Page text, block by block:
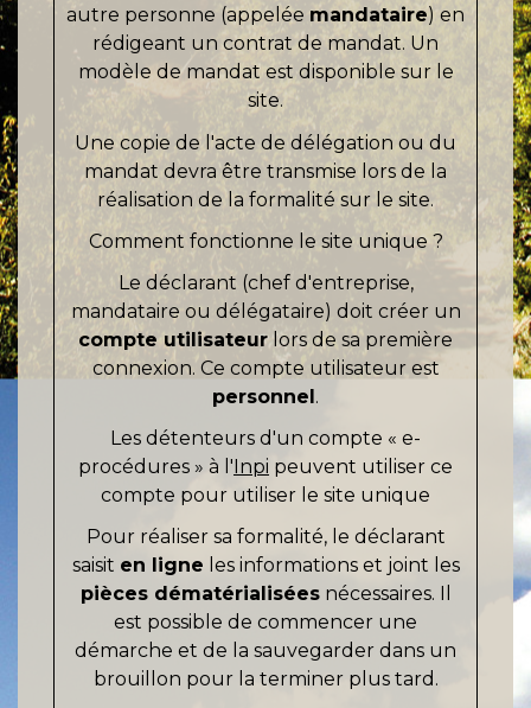
autre personne (appelée mandataire) en
rédigeant un contrat de mandat. Un
modèle de mandat est disponible sur le
site.
Une copie de l'acte de délégation ou du
mandat devra être transmise lors de la
réalisation de la formalité sur le site.
Comment fonctionne le site unique ?
Le déclarant (chef d'entreprise,
mandataire ou délégataire) doit créer un
compte utilisateur lors de sa première
connexion. Ce compte utilisateur est
personnel.
Les détenteurs d'un compte « e-
procédures » à l'Inpi peuvent utiliser ce
compte pour utiliser le site unique
Pour réaliser sa formalité, le déclarant
saisit en ligne les informations et joint les
pièces dématérialiséesnécessaires. Il
est possible de commencer une
démarche et de la sauvegarder dans un
brouillon pour la terminer plus tard.